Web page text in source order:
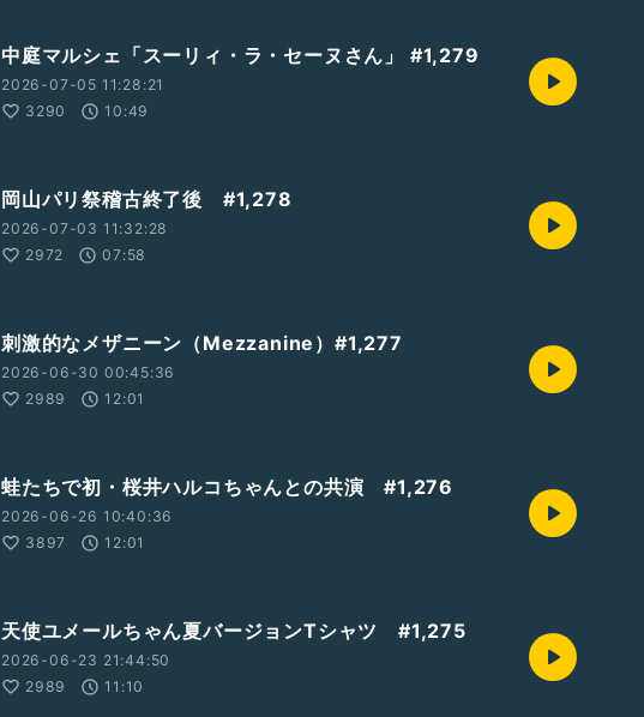
中庭マルシェ「スーリィ・ラ・セーヌさん」 #1,279
2026-07-05 11:28:21
3290
10:49
岡山パリ祭稽古終了後 #1,278
2026-07-03 11:32:28
2972
07:58
刺激的なメザニーン（Mezzanine）#1,277
2026-06-30 00:45:36
2989
12:01
蛙たちで初・桜井ハルコちゃんとの共演 #1,276
2026-06-26 10:40:36
3897
12:01
天使ユメールちゃん夏バージョンTシャツ #1,275
2026-06-23 21:44:50
2989
11:10